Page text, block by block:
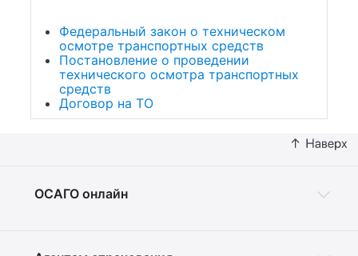
Федеральный закон о техническом
осмотре транспортных средств
Постановление о проведении
технического осмотра транспортных
средств
Договор на ТО
ОСАГО онлайн